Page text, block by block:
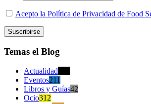
Acepto la Política de Privacidad de Food
Temas el Blog
Actualidad
Eventos211
Libros y Guías42
Ocio312